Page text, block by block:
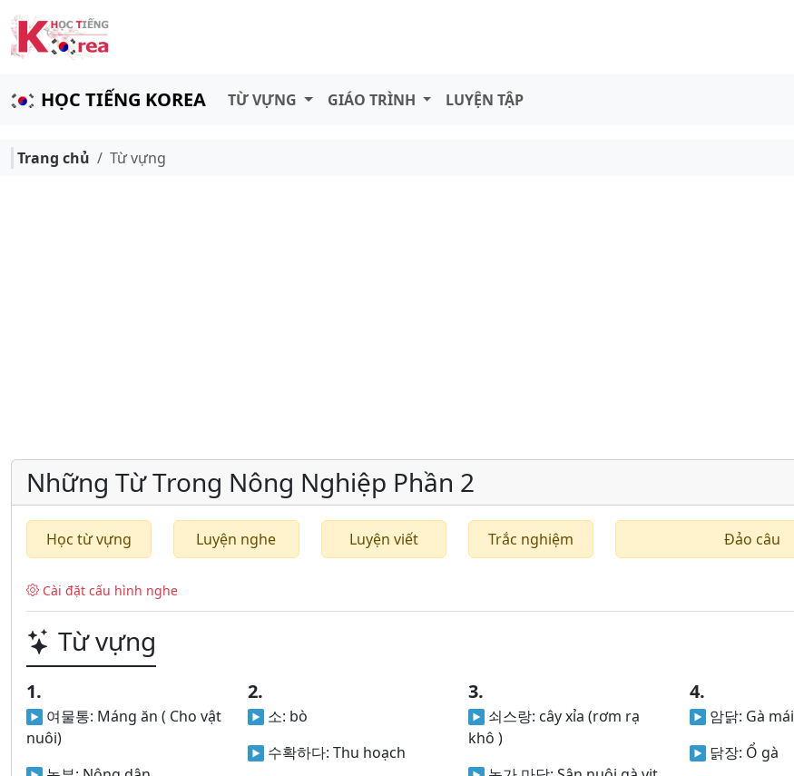
HỌC TIẾNG KOREA TỪ VỰNG GIÁO TRÌNH LUYỆN TẬP
Trang chủ Từ vựng
Những Từ Trong Nông Nghiệp Phần 2
Học từ vựng Luyện nghe Luyện viết Trắc nghiệm Đảo câu
Cài đặt cấu hình nghe
Từ vựng
1.
여물통: Máng ăn ( Cho vật
nuôi)
2.
소: bò
수확하다: Thu hoạch
3.
쇠스랑: cây xỉa (rơm rạ
khô )
4.
암닭: Gà mái
닭장: Ổ gà